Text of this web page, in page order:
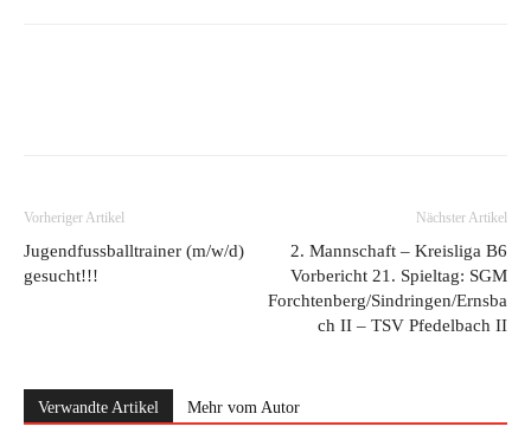
Vorheriger Artikel
Jugendfussballtrainer (m/w/d)
gesucht!!!
Nächster Artikel
2. Mannschaft – Kreisliga B6
Vorbericht 21. Spieltag: SGM
Forchtenberg/Sindringen/Ernsba
ch II – TSV Pfedelbach II
Verwandte Artikel Mehr vom Autor